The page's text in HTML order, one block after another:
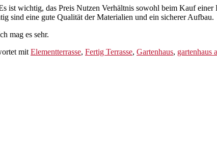
ist wichtig, das Preis Nutzen Verhältnis sowohl beim Kauf
sind eine gute Qualität der Materialien und ein sicherer Aufbau.
mag es sehr.
mit Elementterrasse, Fertig Terrasse, Gartenhaus, gartenhaus